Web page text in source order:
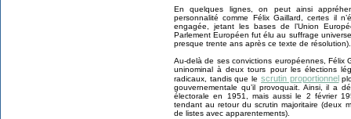
En quelques lignes, on peut ainsi
personnalité comme Félix Gaillard, certes il
engagée, jetant les bases de l’Union
Parlement Européen fut élu au suffrage
presque trente ans après ce texte de résolution).
Au-delà de ses convictions européennes, Félix
uninominal à deux tours pour les élections
radicaux, tandis que le scrutin proportionnel
gouvernementale qu’il provoquait. Ainsi, il a
électorale en 1951, mais aussi le 2 février
tendant au retour du scrutin majoritaire (deux
de listes avec apparentements).